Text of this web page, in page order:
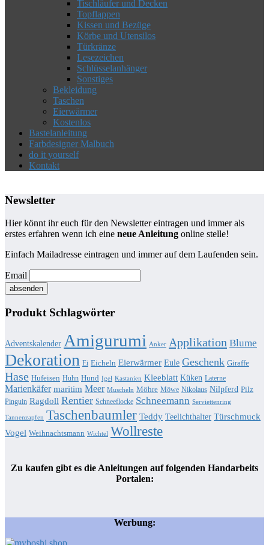
Tischläufer und Decken
Topflappen
Kissen und Bezüge
Körbe und Utensilos
Türkränze
Lesezeichen
Schlüsselanhänger
Sonstiges
Bekleidung
Taschen
Eierwärmer
Kostenlos
Bastelanleitung
Farbdesigner Malbuch
do it yourself
Kontakt
Newsletter
Hier könnt ihr euch für den Newsletter eintragen und immer als
erstes erfahren wenn ich eine neue Anleitung online stelle!
Einfach Mailadresse eintragen und immer auf dem Laufenden sein.
Email
Produkt Schlagwörter
Adventskalender Amigurumi Anker Applikation Blume
Dekoration Ei Eicheln Eierwärmer Eule Geschenk Giraffe
Hase Hufeisen Huhn Hund Igel Kastanien Kleeblatt Küken Laterne
Marienkäfer maritim Meer Muscheln Möhre Möwe Nikolaus Nilpferd Pilz
Pinguin Ragdoll Rentier Schneeflocke Schneemann Serviettenring
Tannenzapfen Taschenbaumler Teddy Teelichthalter Türschmuck
Vogel Weihnachtsmann Wichtel Wollreste
Zu kaufen gibt es die Anleitungen auf folgenden Handarbeits
Portalen:
Werbung: